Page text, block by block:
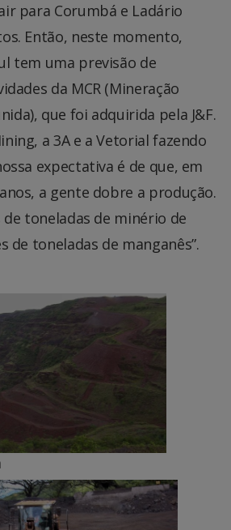
para Corumbá e Ladário
Então, neste momento,
tem uma previsão de
da MCR (Mineração
que foi adquirida pela J&F.
a 3A e a Vetorial fazendo
expectativa é de que, em
a gente dobre a produção.
de toneladas de minério de
de toneladas de manganês”.